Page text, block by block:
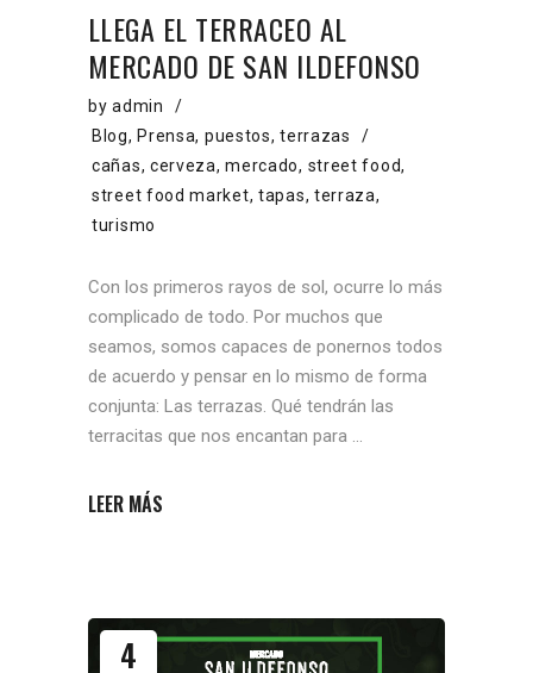
LLEGA EL TERRACEO AL
MERCADO DE SAN ILDEFONSO
byadmin
Blog, Prensa, puestos,terrazas
cañas, cerveza,mercado, street food,
street food market,tapas, terraza,
turismo
Con los primeros rayos de sol, ocurre lo más
complicado de todo. Por muchos que
seamos, somos capaces de ponernos todos
de acuerdo y pensar en lo mismo de forma
conjunta: Las terrazas. Qué tendrán las
terracitas que nos encantan para
LEER MÁS
4